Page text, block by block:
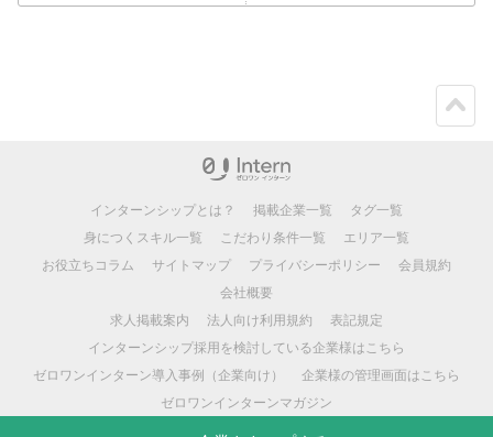
インターンシップとは？ 掲載企業一覧
タグ一覧
身につくスキル一覧
こだわり条件一覧
エリア一覧
お役立ちコラム
サイトマップ プライバシーポリシー
会員規約
会社概要
求人掲載案内
法人向け利用規約
表記規定
インターンシップ採用を検討している企業様はこちら
ゼロワンインターン導入事例（企業向け）
企業様の管理画面はこちら
ゼロワンインターンマガジン